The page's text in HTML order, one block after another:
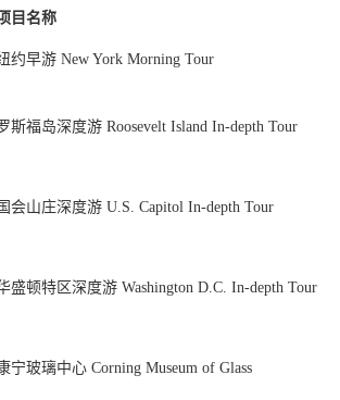
目名称
约早游 New York Morning Tour
斯福岛深度游 Roosevelt Island In-depth Tour
国会山庄深度游 U.S. Capitol In-depth Tour
盛顿特区深度游 Washington D.C. In-depth Tour
宁玻璃中心 Corning Museum of Glass